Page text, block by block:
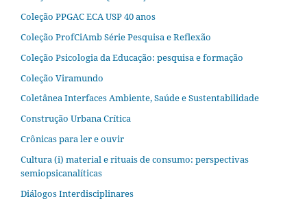
Coleção PPGAC ECA USP 40 anos
Coleção ProfCiAmb Série Pesquisa e Reflexão
Coleção Psicologia da Educação: pesquisa e formação
Coleção Viramundo
Coletânea Interfaces Ambiente, Saúde e Sustentabilidade
Construção Urbana Crítica
Crônicas para ler e ouvir
Cultura (i) material e rituais de consumo: perspectivas
semiopsicanalíticas
Diálogos Interdisciplinares